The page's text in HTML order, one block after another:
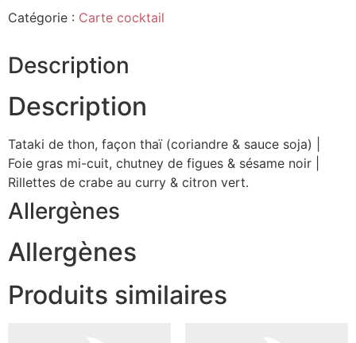
Catégorie : Carte cocktail
Description
Description
Tataki de thon, façon thaï (coriandre & sauce soja) |
Foie gras mi-cuit, chutney de figues & sésame noir |
Rillettes de crabe au curry & citron vert.
Allergènes
Allergènes
Produits similaires